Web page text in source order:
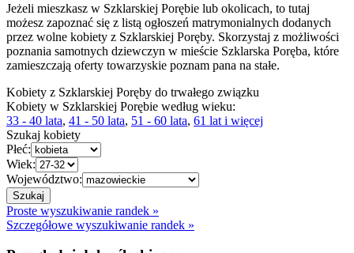
Jeżeli mieszkasz w Szklarskiej Porębie lub okolicach, to tutaj
możesz zapoznać się z listą ogłoszeń matrymonialnych dodanych
przez wolne kobiety z Szklarskiej Poręby. Skorzystaj z możliwości
poznania samotnych dziewczyn w mieście Szklarska Poręba, które
zamieszczają oferty towarzyskie poznam pana na stałe.
Kobiety z Szklarskiej Poręby do trwałego związku
Kobiety w Szklarskiej Porębie według wieku:
33 - 40 lata, 41 - 50 lata, 51 - 60 lata, 61 lat i więcej
Szukaj kobiety
Płeć:
Wiek:
Województwo:
Proste wyszukiwanie randek »
Szczegółowe wyszukiwanie randek »